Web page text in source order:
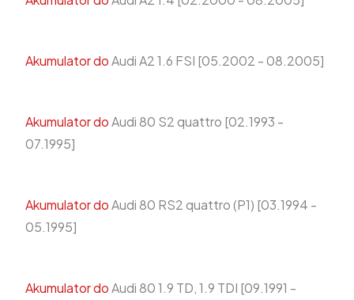
Akumulator doAudi A2 1.6 FSI [05.2002 - 08.2005]
Akumulator doAudi 80 S2 quattro [02.1993 -
07.1995]
Akumulator doAudi 80 RS2 quattro (P1) [03.1994 -
05.1995]
Akumulator doAudi 80 1.9 TD, 1.9 TDI [09.1991 -